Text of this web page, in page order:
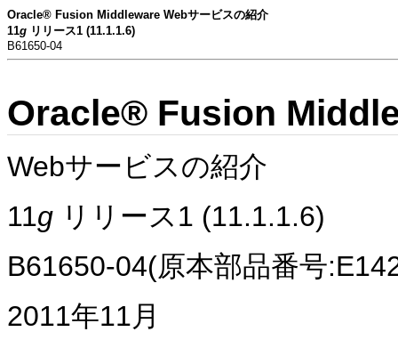
Oracle® Fusion Middleware Webサービスの紹介
11g リリース1 (11.1.1.6)
B61650-04
Oracle® Fusion
Webサービスの紹介
11g リリース1 (11.1.1.6)
B61650-04(原本部品番号
2011年11月